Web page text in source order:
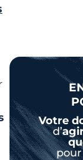
Votre
d’
pour